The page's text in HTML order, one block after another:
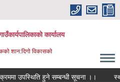
कार्यालय
शान:दिगो विकासको
उपस्थिति हुने सम्बन्धी सूचना ।।